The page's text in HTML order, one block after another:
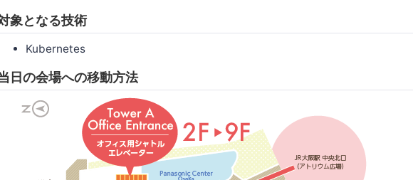
象となる技術
Kubernetes
日の会場への移動方法